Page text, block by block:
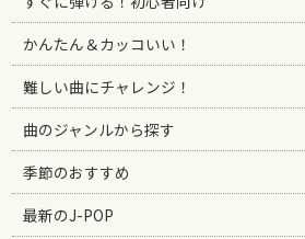
かんたん＆カッコいい！
難しい曲にチャレンジ！
曲のジャンルから探す
季節のおすすめ
最新のJ-POP